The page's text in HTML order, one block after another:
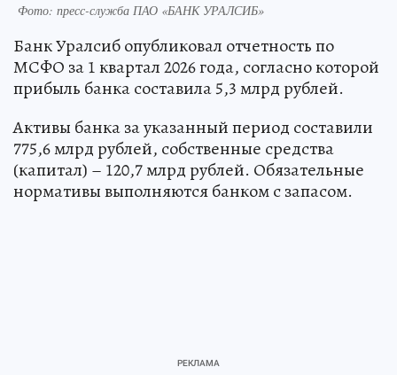
Фото: пресс-служба ПАО «БАНК УРАЛСИБ»
Банк Уралсиб опубликовал отчетность по
МСФО за 1 квартал 2026 года, согласно которой
прибыль банка составила 5,3 млрд рублей.
Активы банка за указанный период составили
775,6 млрд рублей, собственные средства
(капитал) – 120,7 млрд рублей. Обязательные
нормативы выполняются банком с запасом.